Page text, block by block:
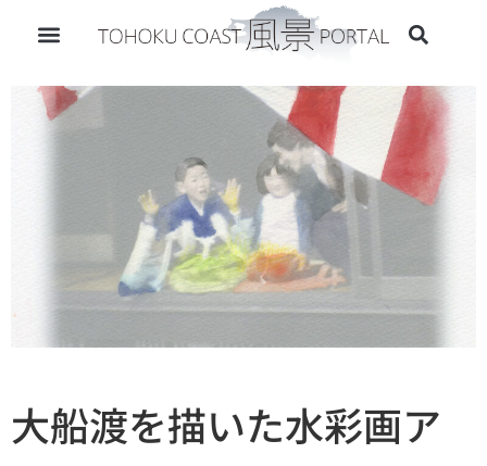
大船渡を描いた水彩画ア